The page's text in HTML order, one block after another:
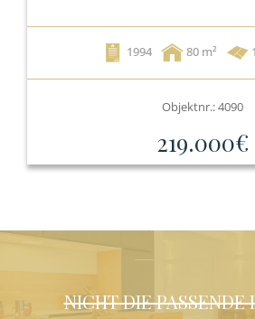
1994 80
Objektnr.: 4090
219.000€
NICHT DIE PASSENDE